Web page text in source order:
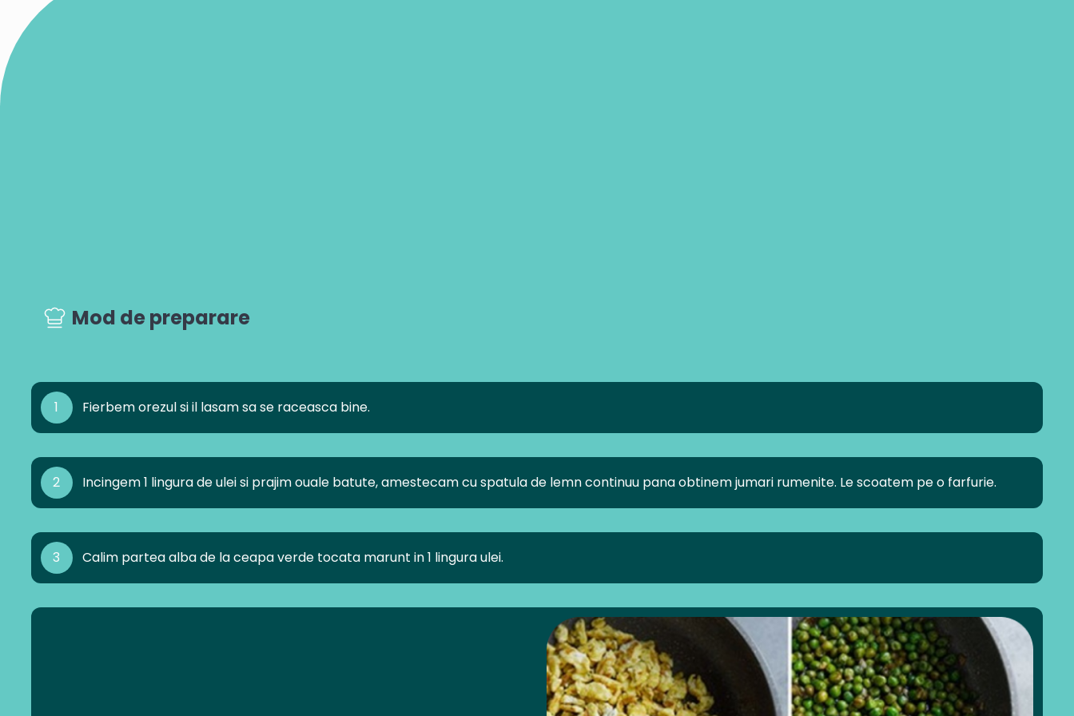
Mod de preparare
1 Fierbem orezul si il lasam sa se raceasca bine.
2 Incingem 1 lingura de ulei si prajim ouale batute, amestecam cu spatula de lemn continuu pana obtinem jumari rumenite. Le scoatem pe o farfurie.
3 Calim partea alba de la ceapa verde tocata marunt in 1 lingura ulei.